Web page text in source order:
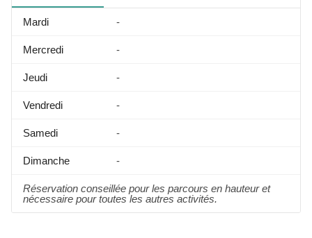
Mardi -
Mercredi -
Jeudi -
Vendredi -
Samedi -
Dimanche -
Réservation conseillée pour les parcours en hauteur et
nécessaire pour toutes les autres activités.